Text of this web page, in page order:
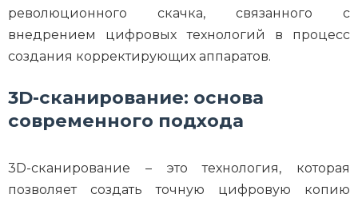
революционного скачка, связанного с
внедрением цифровых технологий в процесс
создания корректирующих аппаратов.
3D-сканирование: основа
современного подхода
3D-сканирование – это технология, которая
позволяет создать точную цифровую копию